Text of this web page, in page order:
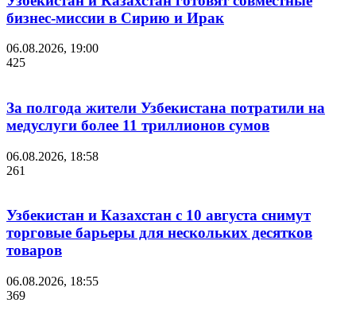
бизнес-миссии в Сирию и Ирак
06.08.2026, 19:00
425
За полгода жители Узбекистана потратили на
медуслуги более 11 триллионов сумов
06.08.2026, 18:58
261
Узбекистан и Казахстан с 10 августа снимут
торговые барьеры для нескольких десятков
товаров
06.08.2026, 18:55
369